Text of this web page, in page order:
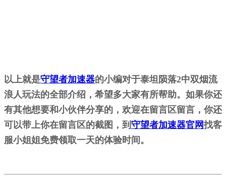
以上就是守望者加速器的小编对于泰坦陨落2中双烟流
浪人玩法的全部介绍，希望多大家有所帮助。如果你还
有其他想要和小伙伴分享的，欢迎在留言区留言，你还
可以带上你在留言区的截图，到 守望者加速器官网找客
服小姐姐免费领取一天的体验时间。